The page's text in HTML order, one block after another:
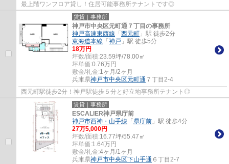
最上階ワンフロア貸し！住居可能事務所テナントです◎
賃貸｜事務所
神戸市中央区元町通７丁目の事務所
神戸高速東西線 「 西元町 」駅 徒歩2分
東海道本線 「 神戸 」駅 徒歩5分
18万円
坪数/面積:23.59坪/78.00㎡
坪単価:0.76万円
敷金/礼金:1ヶ月/2ヶ月
兵庫県神戸市中央区元町通 ７丁目2-4
西元町駅徒歩2分！神戸駅徒歩５分と好立地事務所テナント◎
賃貸｜事務所
ESCALIER神戸県庁前
神戸市西神・山手線 「 県庁前 」駅 徒歩4分
27万5,000円
坪数/面積:16.77坪/55.47㎡
坪単価:1.64万円
敷金/礼金:4ヶ月/1ヶ月
兵庫県神戸市中央区下山手通 ６丁目2-7